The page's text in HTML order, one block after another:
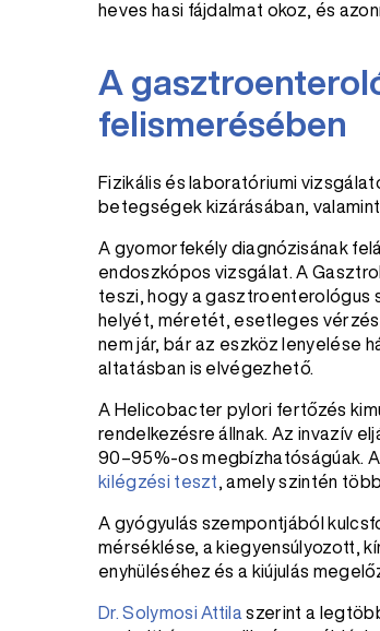
heves hasi fájdalmat okoz, és
A
felismerésében
Fizikális és laboratóriumi
betegségek kizárásában,
A gyomorfekély diagnózisának
endoszkópos vizsgálat. A
teszi, hogy a gasztroenterológus
helyét, méretét, esetleges
nem jár, bár az eszköz lenyelése
altatásban is elvégezhető.
A Helicobacter pylori fertőzés
rendelkezésre állnak. Az invazív
90–95%-os megbízhatóságúak.
kilégzési teszt , amely szintén
A gyógyulás szempontjából
mérséklése, a kiegyensúlyozott,
enyhüléséhez és a kiújulás
Dr. Solymosi Attila szerint a